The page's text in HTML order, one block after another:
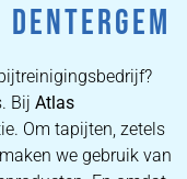
Bij Atlas
Om tapijten, zetels
we gebruik van